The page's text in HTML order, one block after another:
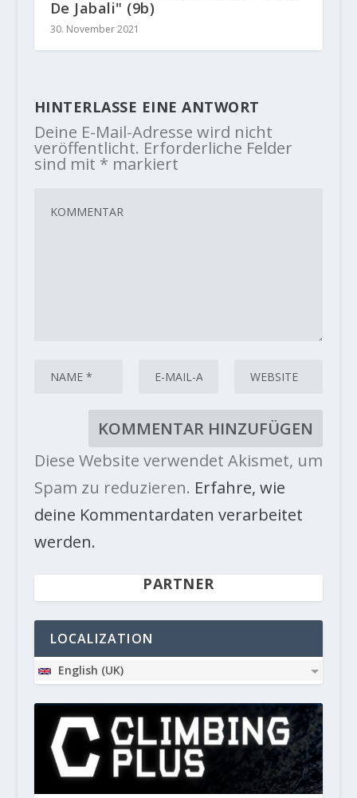
De Jabali" (9b)
30. November 2021
HINTERLASSE EINE ANTWORT
Deine E-Mail-Adresse wird nicht
veröffentlicht. Erforderliche Felder
sind mit * markiert
Diese Website verwendet Akismet, um
Spam zu reduzieren. Erfahre, wie
deine Kommentardaten verarbeitet
werden.
PARTNER
LOCALIZATION
English (UK)